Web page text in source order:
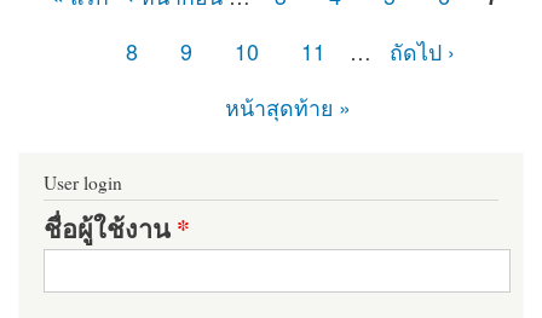
8
9 10 11 …
ถัดไป ›
หน้าสุดท้าย »
User login
ชื่อผู้ใช้งาน*